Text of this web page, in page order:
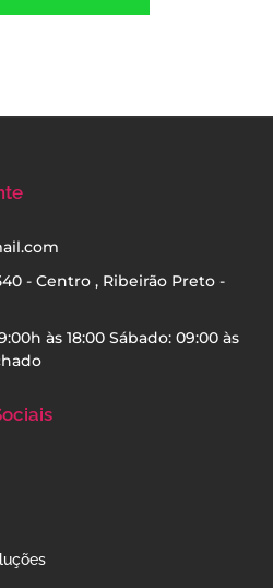
- Centro , Ribeirão Preto -
às 18:00 Sábado: 09:00 às